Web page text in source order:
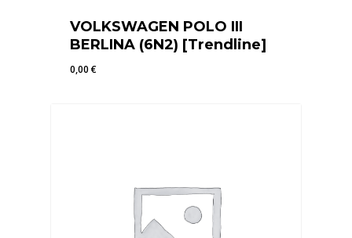
VOLKSWAGEN POLO III
BERLINA (6N2) [Trendline]
0,00€